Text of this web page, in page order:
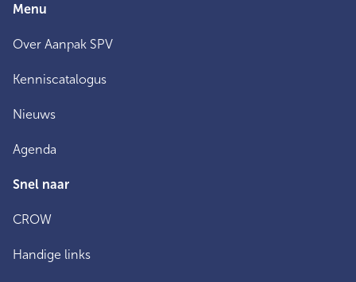
Menu
Over Aanpak SPV
Kenniscatalogus
Nieuws
Agenda
Snel naar
CROW
Handige links